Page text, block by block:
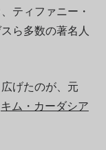
ティファニー・
ら多数の著名人
げたのが、元
キム・カーダシア